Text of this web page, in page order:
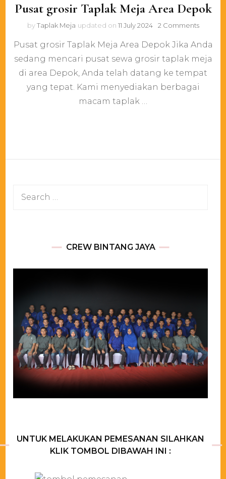
Pusat grosir Taplak Meja Area Depok
byTaplak Meja updated on 11 July 2024 2 Commentson
grosir
Taplak
Meja
Area
Depok
Pusat grosir Taplak Meja Area Depok Jika Anda
sedang mencari pusat sewa grosir taplak meja
di area Depok, Anda telah datang ke tempat
yang tepat. Kami menyediakan berbagai
macam taplak …
Search
CREW BINTANG JAYA
UNTUK MELAKUKAN PEMESANAN SILAHKAN
KLIK TOMBOL DIBAWAH INI :